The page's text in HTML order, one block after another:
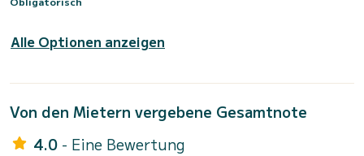
Alle Optionen anzeigen
Von den Mietern vergebene Gesamtnote
4.0 - Eine Bewertung